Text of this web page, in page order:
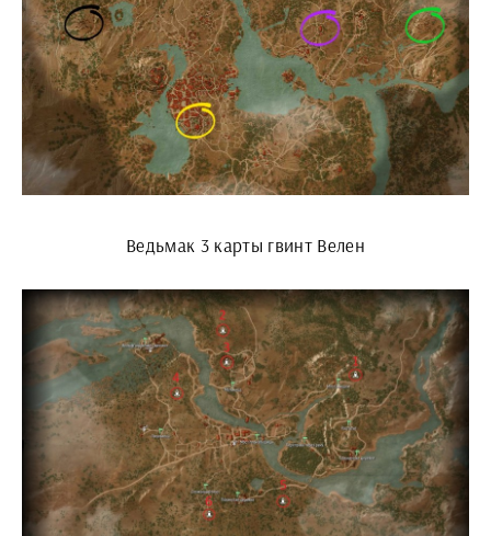
Ведьмак 3 карты гвинт Велен